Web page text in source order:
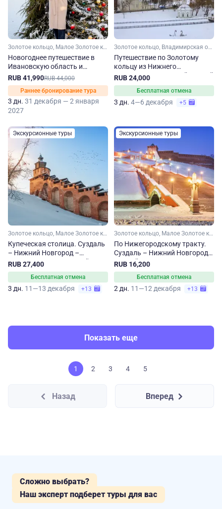
Золотое кольцо, Малое Золотое кольцо, Ивановская область, Владимирская область
Новогоднее путешествие в
Ивановскую область и
Суздаль
RUB 41,990RUB 44,000
Раннее бронирование тура
3 дн. 31 декабря — 2 января
2027
Золотое кольцо, Владимирская область, Костромская область, Ярославская область, Московская область, Малое Золотое кольцо
Путешествие по Золотому
кольцу из Нижнего
Новгорода. 3-дневный зимний
тур
RUB 24,000
Бесплатная отмена
3 дн. 4—6 декабря +5
Экскурсионные туры
Золотое кольцо, Малое Золотое кольцо, Владимирская область, Нижегородская область, Ивановская область
Купеческая столица. Суздаль
– Нижний Новгород –
Арзамас. Осенне-зимний тур
RUB 27,400
Бесплатная отмена
3 дн. 11—13 декабря +13
Экскурсионные туры
Золотое кольцо, Малое Золотое кольцо, Владимирская область, Нижегородская область, Ивановская область
По Нижегородскому тракту.
Суздаль – Нижний Новгород.
Зимний тур
RUB 16,200
Бесплатная отмена
2 дн. 11—12 декабря +13
Показать еще
1 2 3 4 5
Назад Вперед
Сложно выбрать?
Наш эксперт подберет туры для вас